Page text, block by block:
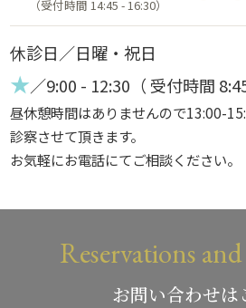
（受付時間 14:45 - 16:30）
休診日／日曜・祝日
★／9:00 - 12:30（ 受付時間
昼休憩時間はありませんので13:00-
診察させて頂きます。
お気軽にお電話にてご相談ください。
Reservations
お問い合わせは